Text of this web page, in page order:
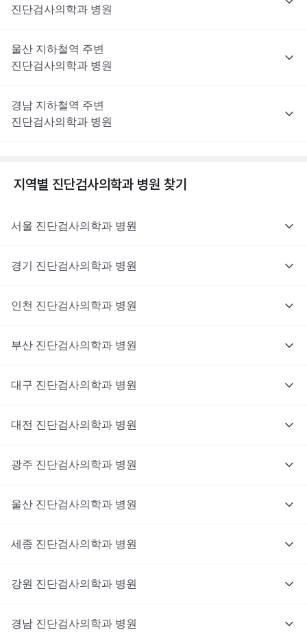
진단검사의학과 병원
울산 지하철역 주변
진단검사의학과 병원
경남 지하철역 주변
진단검사의학과 병원
지역별 진단검사의학과 병원 찾기
서울 진단검사의학과 병원
경기 진단검사의학과 병원
인천 진단검사의학과 병원
부산 진단검사의학과 병원
대구 진단검사의학과 병원
대전 진단검사의학과 병원
광주 진단검사의학과 병원
울산 진단검사의학과 병원
세종 진단검사의학과 병원
강원 진단검사의학과 병원
경남 진단검사의학과 병원